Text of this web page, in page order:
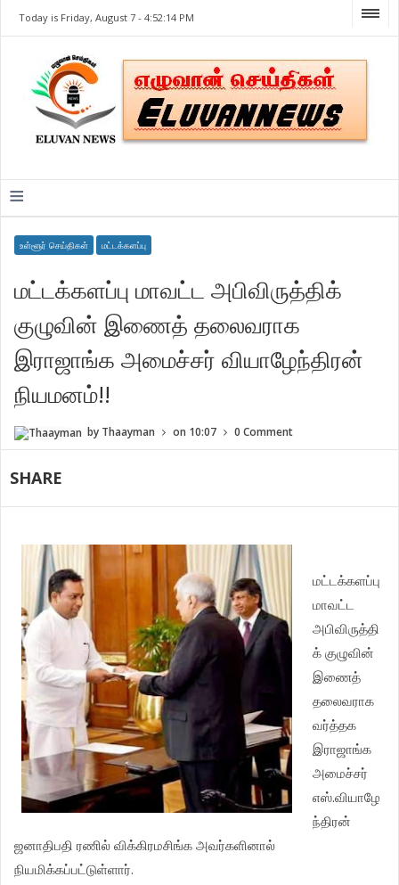
Today is Friday, August 7 -4:52:14 PM
≡
உள்ளூர் செய்திகள் மட்டக்களப்பு
மட்டக்களப்பு மாவட்ட அபிவிருத்திக்
குழுவின் இணைத் தலைவராக
இராஜாங்க அமைச்சர் வியாழேந்திரன்
நியமனம்!!
by Thaayman on 10:07 0 Comment
SHARE
மட்டக்களப்பு
மாவட்ட
அபிவிருத்தி
க் குழுவின்
இணைத்
தலைவராக
வர்த்தக
இராஜாங்க
அமைச்சர்
எஸ்.வியாழே
ந்திரன்
ஜனாதிபதி ரணில் விக்கிரமசிங்க அவர்களினால்
நியமிக்கப்பட்டுள்ளார்.